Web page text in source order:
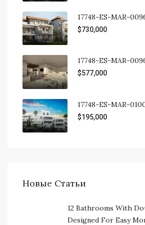
17748-ES-MAR-
$730,000
17748-ES-MAR-
$577,000
17748-ES-MAR-
$195,000
Новые Статьи
12 Bathrooms With
Designed For Easy